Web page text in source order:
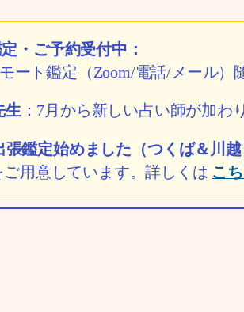
・ご予約受付中：
ート鑑定（Zoom/電話/メール）
生：7月から新しい占い師が加わ
張鑑定始めました（つくば＆川越
ご用意しています。詳しくは こ